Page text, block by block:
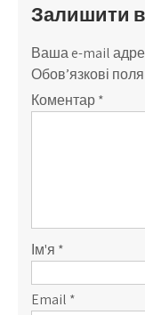
Залишити
Ваша e-mail
Обов’язкові
Коментар*
Ім'я *
Email *